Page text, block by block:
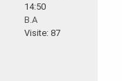
14:50
B.A
Visite: 87